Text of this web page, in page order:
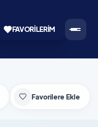
FAVORILERIM
Favorilere Ekle